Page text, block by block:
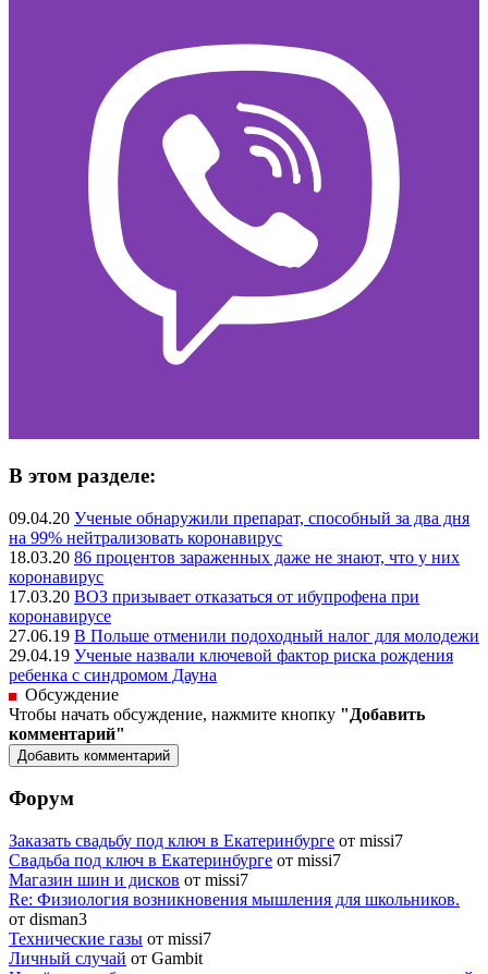
В этом разделе:
09.04.20 Ученые обнаружили препарат, способный за два дня
на 99% нейтрализовать коронавирус
18.03.20 86 процентов зараженных даже не знают, что у них
коронавирус
17.03.20 ВОЗ призывает отказаться от ибупрофена при
коронавирусе
27.06.19 В Польше отменили подоходный налог для молодежи
29.04.19 Ученые назвали ключевой фактор риска рождения
ребенка с синдромом Дауна
Обсуждение
Чтобы начать обсуждение, нажмите кнопку "Добавить
комментарий"
Форум
Заказать свадьбу под ключ в Екатеринбурге от missi7
Cвадьба под ключ в Екатеринбурге от missi7
Магазин шин и дисков от missi7
Re: Физиология возникновения мышления для школьников.
от disman3
Технические газы от missi7
Личный случай от Gambit